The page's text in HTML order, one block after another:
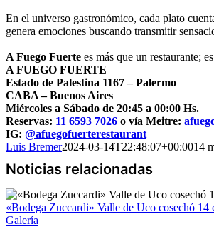
En el universo gastronómico, cada plato
genera emociones buscando transmitir
A Fuego Fuerte es más que un restaurante;
A FUEGO FUERTE
Estado de Palestina 1167 – Palermo
CABA – Buenos Aires
Miércoles a Sábado de 20:45 a 00:00 Hs.
Reservas: 11 6593 7026 o vía Meitre:
IG: @afuegofuerterestaurant
Luis Bremer2024-03-14T22:48:07+00:0014
«Bodega Zuccardi» Valle de Uco cosechó 14
Galería